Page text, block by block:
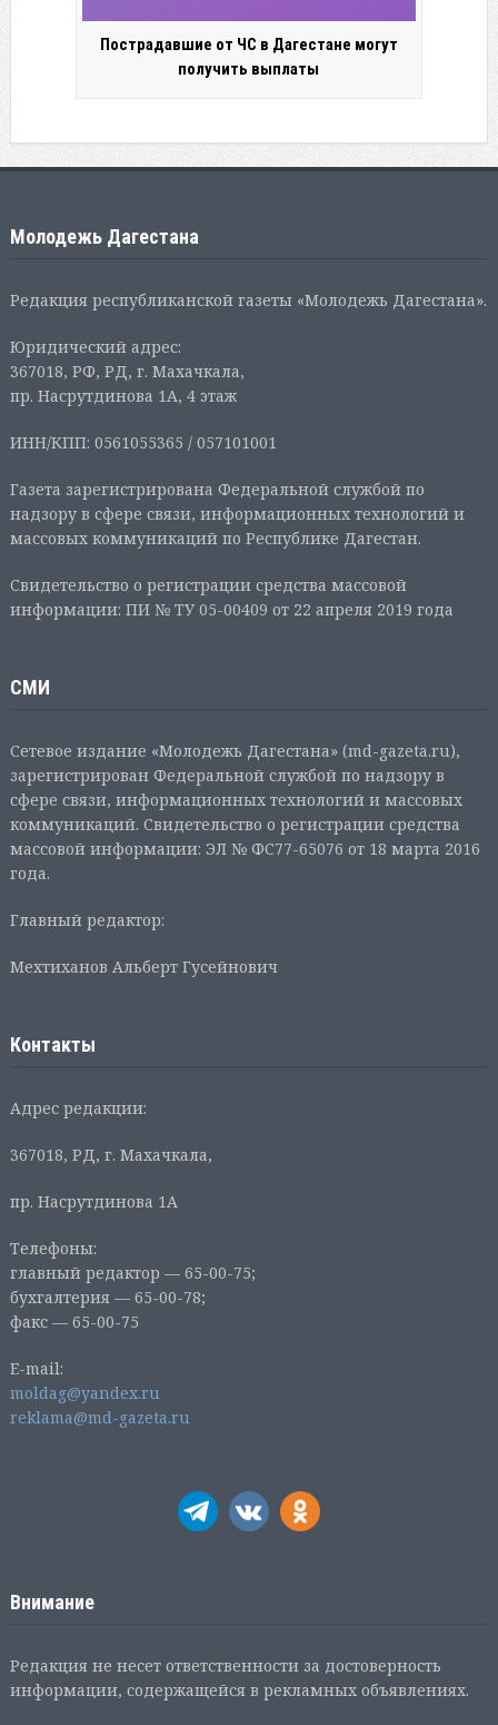
Пострадавшие от ЧС в Дагестане могут
получить выплаты
Молодежь Дагестана
Редакция республиканской газеты «Молодежь Дагестана».
Юридический адрес:
367018, РФ, РД, г. Махачкала,
пр. Насрутдинова 1А, 4 этаж
ИНН/КПП: 0561055365 / 057101001
Газета зарегистрирована Федеральной службой по
надзору в сфере связи, информационных технологий и
массовых коммуникаций по Республике Дагестан.
Свидетельство о регистрации средства массовой
информации: ПИ № ТУ 05-00409 от 22 апреля 2019 года
СМИ
Сетевое издание «Молодежь Дагестана» (md-gazeta.ru),
зарегистрирован Федеральной службой по надзору в
сфере связи, информационных технологий и массовых
коммуникаций. Свидетельство о регистрации средства
массовой информации: ЭЛ № ФС77-65076 от 18 марта 2016
года.
Главный редактор:
Мехтиханов Альберт Гусейнович
Контакты
Адрес редакции:
367018, РД, г. Махачкала,
пр. Насрутдинова 1А
Телефоны:
главный редактор — 65-00-75;
бухгалтерия — 65-00-78;
факс — 65-00-75
E-mail:
moldag@yandex.ru
reklama@md-gazeta.ru
Внимание
Редакция не несет ответственности за достоверность
информации, содержащейся в рекламных объявлениях.